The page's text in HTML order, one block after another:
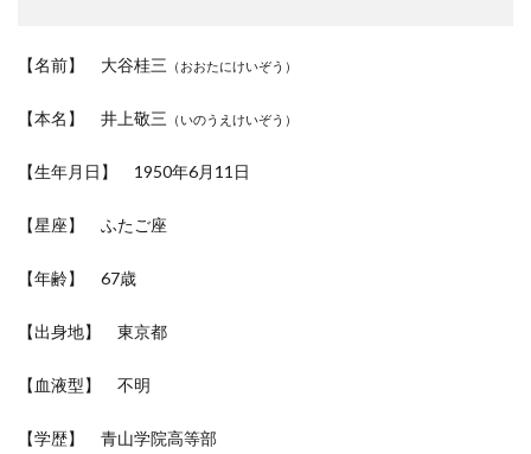
【名前】 大谷桂三 （おおたにけいぞう）
【本名】 井上敬三 （いのうえけいぞう）
【生年月日】 1950年6月11日
【星座】 ふたご座
【年齢】 67歳
【出身地】 東京都
【血液型】 不明
【学歴】 青山学院高等部